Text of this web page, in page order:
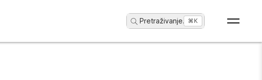
Pretraživanje... ⌘K